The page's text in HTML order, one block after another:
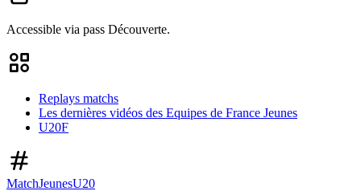
Accessible via pass Découverte.
Replays matchs
Les dernières vidéos des Equipes de France Jeunes
U20F
MatchJeunesU20